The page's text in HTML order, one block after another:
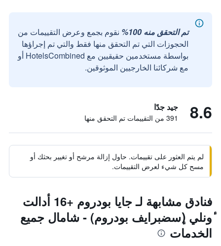
تم التحقق منه 100%
نقوم بجمع وعرض التقييمات من
الحجوزات التي تم التحقق منها فقط والتي تم إجراؤها
بواسطة مستخدمين حقيقيين مع HotelsCombined أو
مع شركائنا الخارجيين الموثوقين.
8.6 جيد جدًا
391 من التقييمات تم التحقق منها
لم يتم العثور على تقييمات. حاول إزالة مرشح أو تغيير بحثك أو
مسح كل شيء لعرض التقييمات.
فنادق مشابهة لـ جايا بودروم +16 أدالت
ٔونلي (ٕسضبرايف بودروم) - شامال جميع
الخدمات